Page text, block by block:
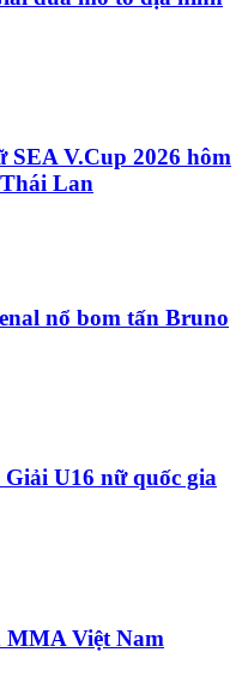
SEA V.Cup 2026 hôm
Lan
nổ bom tấn Bruno
U16 nữ quốc gia
MMA Việt Nam